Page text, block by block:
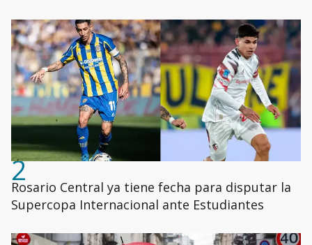
2
Rosario Central ya tiene fecha para disputar la
Supercopa Internacional ante Estudiantes